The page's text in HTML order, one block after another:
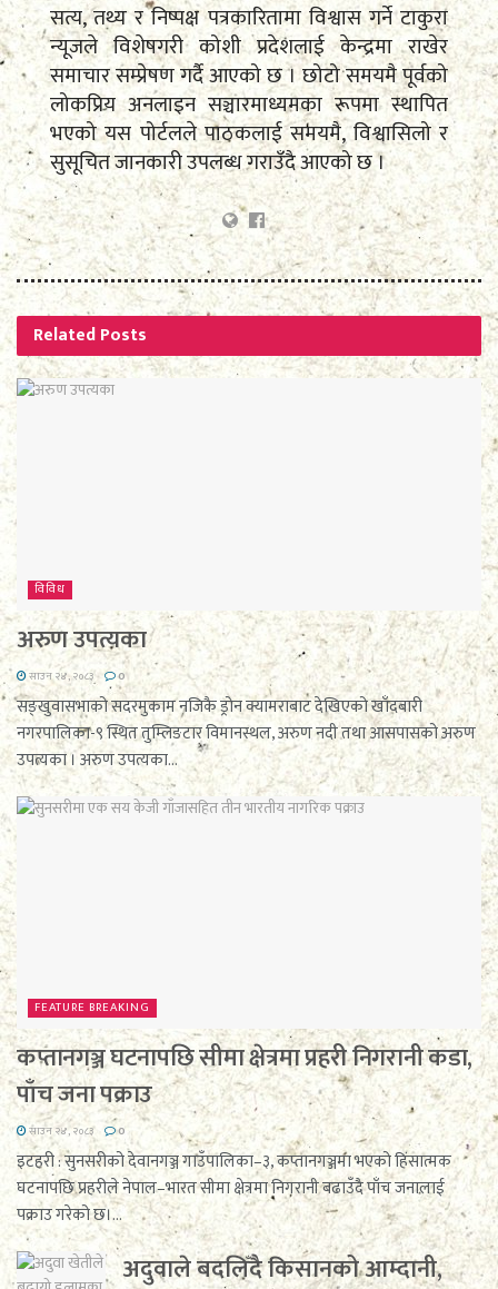
सत्य, तथ्य र निष्पक्ष पत्रकारितामा विश्वास गर्ने टाकुरा
न्यूजले विशेषगरी कोशी प्रदेशलाई केन्द्रमा राखेर
समाचार सम्प्रेषण गर्दै आएको छ । छोटो समयमै पूर्वको
लोकप्रिय अनलाइन सञ्चारमाध्यमका रूपमा स्थापित
भएको यस पोर्टलले पाठकलाई समयमै, विश्वासिलो र
सुसूचित जानकारी उपलब्ध गराउँदै आएको छ ।
RelatedPosts
विविध
अरुण उपत्यका
साउन २४, २०८३ 0
सङ्खुवासभाको सदरमुकाम नजिकै ड्रोन क्यामराबाट देखिएको खाँदबारी
नगरपालिका-९ स्थित तुम्लिङटार विमानस्थल, अरुण नदी तथा आसपासको अरुण
उपत्यका । अरुण उपत्यका...
FEATURE BREAKING
कप्तानगञ्ज घटनापछि सीमा क्षेत्रमा प्रहरी निगरानी कडा,
पाँच जना पक्राउ
साउन २४, २०८३ 0
इटहरी : सुनसरीको देवानगञ्ज गाउँपालिका–३, कप्तानगञ्जमा भएको हिंसात्मक
घटनापछि प्रहरीले नेपाल–भारत सीमा क्षेत्रमा निगरानी बढाउँदै पाँच जनालाई
पक्राउ गरेको छ।...
अदुवाले बदलिँदै किसानको आम्दानी,